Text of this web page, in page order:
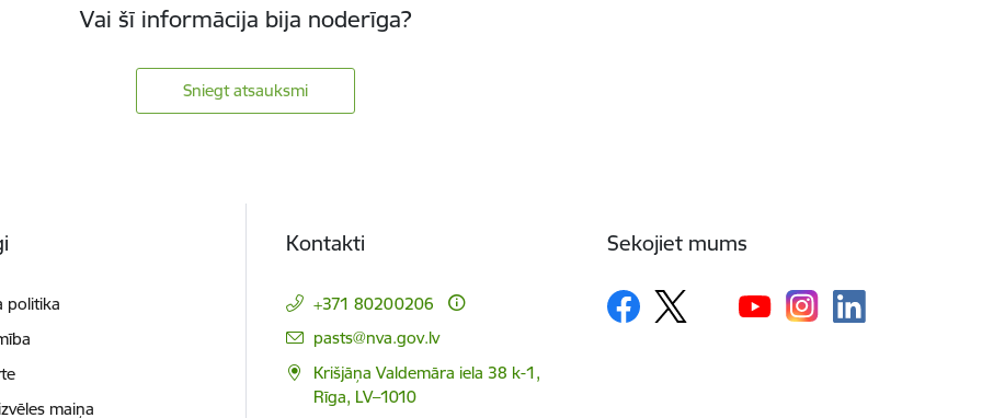
Vai šī informācija bija noderīga?
Sniegt atsauksmi
politika
maiņa
Kontakti
+371 80200206
E-pasts:
pasts@nva.gov.lv
Krišjāņa Valdemāra iela 38 k-1,
Rīga, LV–1010
Sekojiet mums